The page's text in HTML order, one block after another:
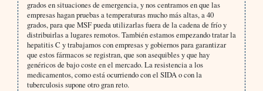
grados en situaciones de emergencia, y nos centramos en que las
empresas hagan pruebas a temperaturas mucho más altas, a 40
grados, para que MSF pueda utilizarlas fuera de la cadena de frío y
distribuirlas a lugares remotos. También estamos empezando tratar la
hepatitis C y trabajamos con empresas y gobiernos para garantizar
que estos fármacos se registran, que son asequibles y que hay
genéricos de bajo coste en el mercado. La resistencia a los
medicamentos, como está ocurriendo con el SIDA o con la
tuberculosis supone otro gran reto.